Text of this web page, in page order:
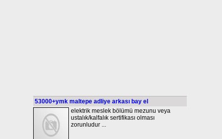
53000+ymk maltepe adliye arkası bay el
elektrik meslek bölümü mezunu veya
ustalık/kalfalık sertifikası olması
zorunludur ...